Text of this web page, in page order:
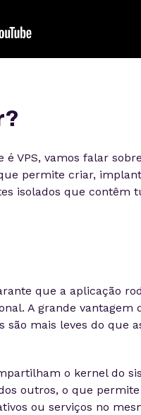
VPS, vamos falar
permite criar,
isolados que contêm
que a aplicação
A grande vantagem
são mais leves do que
o kernel do
outros, o que
ou serviços no